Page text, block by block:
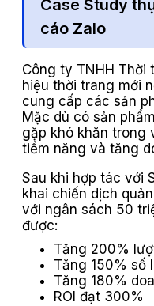
Case Study
cáo Zalo
Công ty TNHH Thời
hiệu thời trang mới
cung cấp các sản
Mặc dù có sản
gặp khó khăn trong
tiềm năng và tăng
Sau khi hợp tác với
khai chiến dịch
với ngân sách 50
được:
Tăng 200%
Tăng 150% số
Tăng 180%
ROI đạt 300%